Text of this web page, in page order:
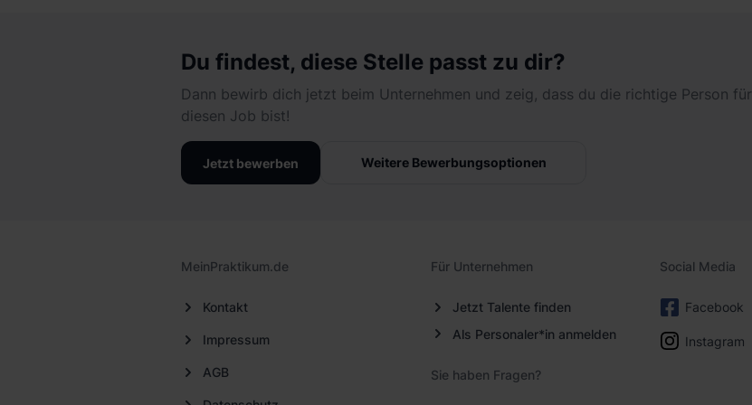
öffentliche Verwaltung, öffentliche Unternehmen, Politik und Wissenschaft
(Business Research) gesammelt.
Kenntnisse:Kenntnisse der aktuellen Herausforderungen und Trends im
Interessen:Du hast Interesse an der Ausarbeitung von Themen mit
ab.
Du findest, diese Stelle passt zu dir?
Dann bewirb dich jetzt beim Unternehmen und zeig, dass du die richtige Person für
diesen Job bist!
Jetzt bewerben Weitere Bewerbungsoptionen
MeinPraktikum.de
Kontakt
Impressum
AGB
Für Unternehmen
Jetzt Talente finden
Als Personaler*in anmelden
Sie haben Fragen?
Social Media
Facebook
Instagram